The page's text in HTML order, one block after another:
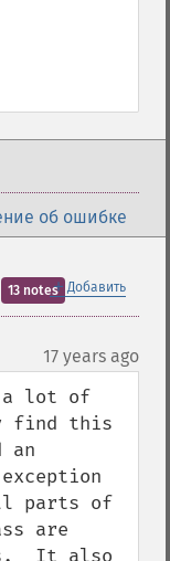
об ошибке
＋Добавить
13 notes
17 years ago
a lot of
find this
an
parts of
are
It also